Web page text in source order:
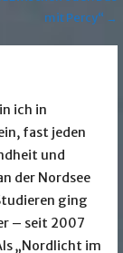
mit Percy“ →
ich in
fast jeden
und
der Nordsee
ging
– seit 2007
„Nordlicht im